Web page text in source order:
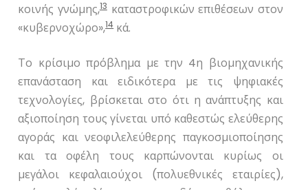
κοινής γνώμης,13καταστροφικών επιθέσεων στον
«κυβερνοχώρο»,14κά.
Το κρίσιμο πρόβλημα με την 4η βιομηχανικής
επανάσταση και ειδικότερα με τις ψηφιακές
τεχνολογίες, βρίσκεται στο ότι η ανάπτυξης και
αξιοποίηση τους γίνεται υπό καθεστώς ελεύθερης
αγοράς και νεοφιλελεύθερης παγκοσμιοποίησης
και τα οφέλη τους καρπώνονται κυρίως οι
μεγάλοι κεφαλαιούχοι (πολυεθνικές εταιρίες),